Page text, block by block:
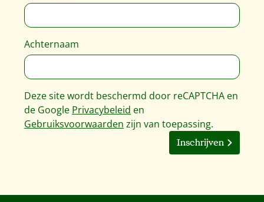
Achternaam
Deze site wordt beschermd door reCAPTCHA en
de Google Privacybeleid en
Gebruiksvoorwaarden zijn van toepassing.
Inschrijven